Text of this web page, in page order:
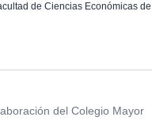
de Ciencias Económicas
del Colegio Mayor